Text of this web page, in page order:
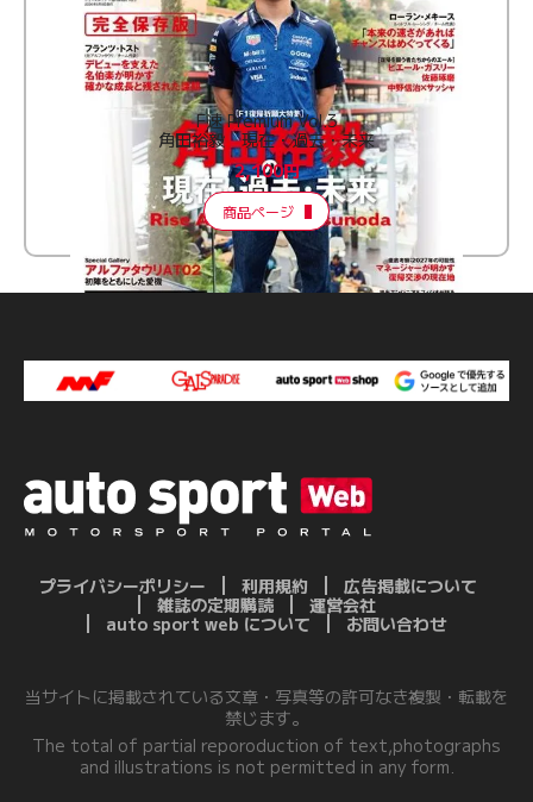
F速 Premium Vol.3
角田裕毅 現在・過去・未来
2,100円
商品ページ
プライバシーポリシー 利用規約
広告掲載について
雑誌の定期購読
運営会社
auto sport web について
お問い合わせ
当サイトに掲載されている文章・写真等の許可なき複製・転載を
禁じます。
The total of partial reporoduction of text,photographs
and illustrations is not permitted in any form.